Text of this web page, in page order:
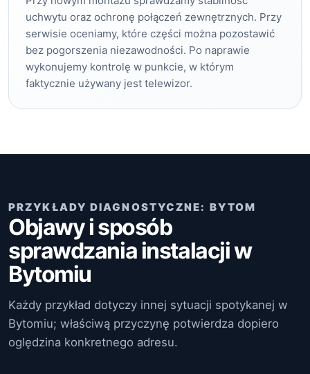
uchwytu oraz ochronę połączeń zewnętrznych. Przy
serwisie oceniamy, które części można pozostawić
bez pogorszenia niezawodności. Po naprawie
wykonujemy kontrolę w punkcie, w którym
faktycznie używany jest telewizor.
PRZYKŁADY DIAGNOSTYCZNE: BYTOM
Objawy i sposób
sprawdzania instalacji w
Bytomiu
Każdy przykład dotyczy innej sytuacji spotykanej w
Bytomiu; właściwą przyczynę potwierdza dopiero
oględzina konkretnego adresu.